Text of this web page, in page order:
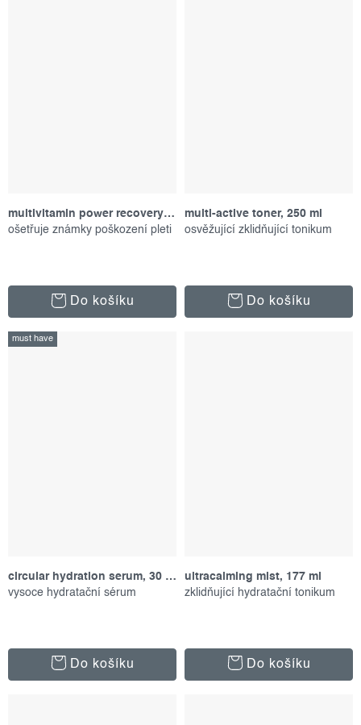
multivitamin power recovery cream, 50 ml
ošetřuje známky poškození pleti
Do košíku
multi-active toner, 250 ml
osvěžující zklidňující tonikum
Do košíku
must have
circular hydration serum, 30 ml
vysoce hydratační sérum
Do košíku
ultracalming mist, 177 ml
zklidňující hydratační tonikum
Do košíku